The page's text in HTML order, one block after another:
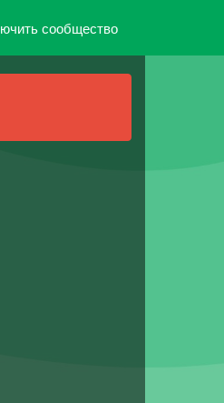
сообщество